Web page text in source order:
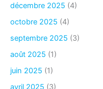
décembre 2025 (4)
octobre 2025 (4)
septembre 2025 (3)
août 2025 (1)
juin 2025 (1)
avril 2025 (3)